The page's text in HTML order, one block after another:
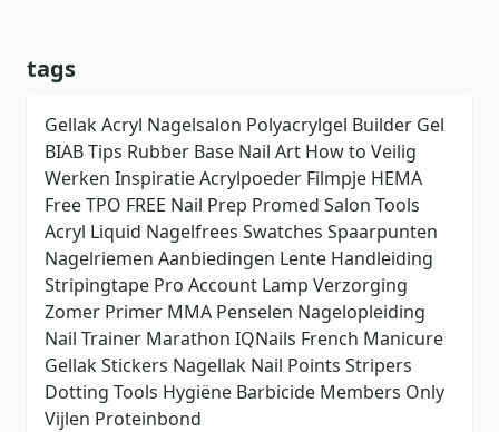
tags
GellakAcryl Nagelsalon Polyacrylgel Builder Gel
BIABTips Rubber Base Nail Art How to Veilig
Werken InspiratieAcrylpoeder Filmpje HEMA
FreeTPO FREE Nail Prep Promed Salon Tools
Acryl Liquid Nagelfrees Swatches Spaarpunten
Nagelriemen Aanbiedingen Lente Handleiding
Stripingtape Pro Account Lamp Verzorging
Zomer Primer MMA Penselen Nagelopleiding
Nail Trainer Marathon IQNails French Manicure
Gellak Stickers Nagellak Nail Points Stripers
Dotting Tools Hygiëne Barbicide Members Only
Vijlen Proteinbond